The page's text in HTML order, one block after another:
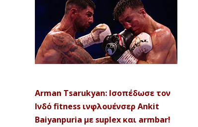
Arman Tsarukyan: Ισοπέδωσε τον
Ινδό fitness ινφλουένσερ Ankit
Baiyanpuria με suplex και armbar!